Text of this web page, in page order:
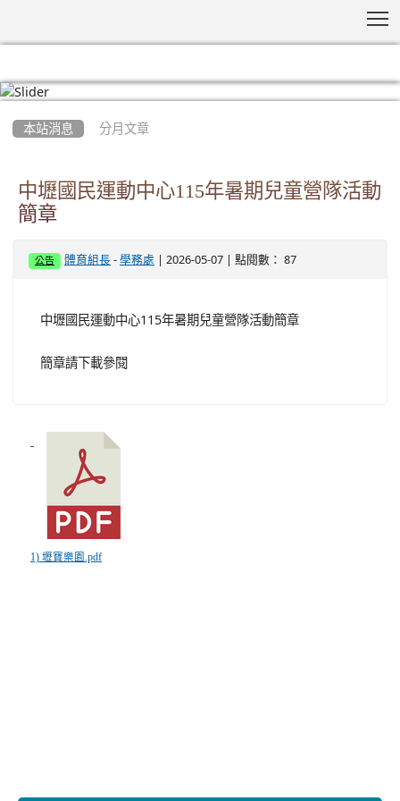
本站消息 分月文章
中壢國民運動中心115年暑期兒童營隊活動
簡章
公告 體育組長 -學務處 | 2026-05-07 | 點閱數： 87
中壢國民運動中心115年暑期兒童營隊活動簡章
簡章請下載參閱
1) 壢寶樂園.pdf